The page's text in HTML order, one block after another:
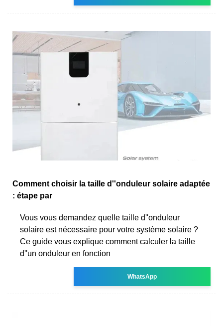
Comment choisir la taille d''onduleur solaire adaptée
: étape par
Vous vous demandez quelle taille d''onduleur
solaire est nécessaire pour votre système solaire ?
Ce guide vous explique comment calculer la taille
d''un onduleur en fonction
WhatsApp